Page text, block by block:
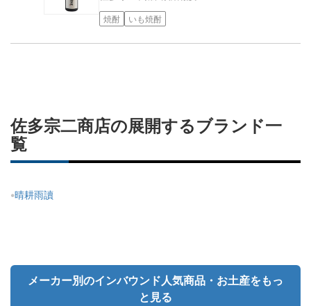
焼酎 いも焼酎
佐多宗二商店の展開するブランド一
覧
晴耕雨讀
メーカー別のインバウンド人気商品・お土産をもっ
と見る